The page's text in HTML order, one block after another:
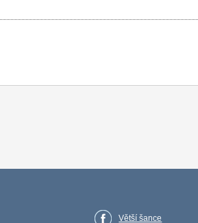
Větší šance